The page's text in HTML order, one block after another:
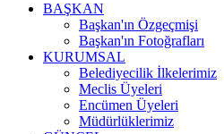
BAŞKAN
Başkan'ın Özgeçmişi
Başkan'ın Fotoğrafları
KURUMSAL
Belediyecilik İlkelerimiz
Meclis Üyeleri
Encümen Üyeleri
Müdürlüklerimiz